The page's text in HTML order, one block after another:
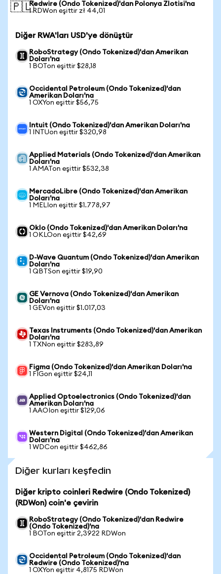
🇵🇱Redwire (Ondo Tokenized)'dan Polonya Zlotisi'na
1 RDWon eşittir zł 44,01
Diğer RWA'ları USD'ye dönüştür
RoboStrategy (Ondo Tokenized)'dan Amerikan
Doları'na
1 BOTon eşittir $28,18
Occidental Petroleum (Ondo Tokenized)'dan
Amerikan Doları'na
1 OXYon eşittir $56,75
Intuit (Ondo Tokenized)'dan Amerikan Doları'na
1 INTUon eşittir $320,98
Applied Materials (Ondo Tokenized)'dan Amerikan
Doları'na
1 AMATon eşittir $532,38
MercadoLibre (Ondo Tokenized)'dan Amerikan
Doları'na
1 MELIon eşittir $1.778,97
Oklo (Ondo Tokenized)'dan Amerikan Doları'na
1 OKLOon eşittir $42,69
D-Wave Quantum (Ondo Tokenized)'dan Amerikan
Doları'na
1 QBTSon eşittir $19,90
GE Vernova (Ondo Tokenized)'dan Amerikan
Doları'na
1 GEVon eşittir $1.017,03
Texas Instruments (Ondo Tokenized)'dan Amerikan
Doları'na
1 TXNon eşittir $283,89
Figma (Ondo Tokenized)'dan Amerikan Doları'na
1 FIGon eşittir $24,11
Applied Optoelectronics (Ondo Tokenized)'dan
Amerikan Doları'na
1 AAOIon eşittir $129,06
Western Digital (Ondo Tokenized)'dan Amerikan
Doları'na
1 WDCon eşittir $462,86
Diğer kurları keşfedin
Diğer kripto coinleri Redwire (Ondo Tokenized)
(RDWon) coin'e çevirin
RoboStrategy (Ondo Tokenized)'dan Redwire
(Ondo Tokenized)'na
1 BOTon eşittir 2,3922 RDWon
Occidental Petroleum (Ondo Tokenized)'dan
Redwire (Ondo Tokenized)'na
1 OXYon eşittir 4,8175 RDWon